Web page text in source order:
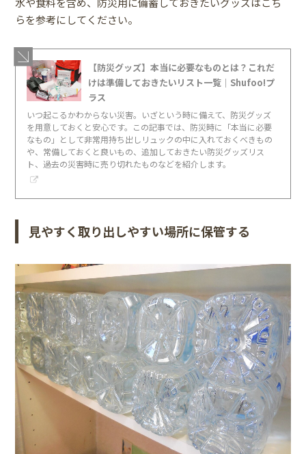
らを参考にしてください。
【防災グッズ】本当に必要なものとは？これだ
けは準備しておきたいリスト一覧｜Shufoo!プ
ラス
いつ起こるかわからない災害。いざという時に備えて、防災グッズ
を用意しておくと安心です。この記事では、防災時に「本当に必要
なもの」として非常用持ち出しリュックの中に入れておくべきもの
や、常備しておくと良いもの、追加しておきたい防災グッズリス
ト、過去の災害時に売り切れたものなどを紹介します。
見やすく取り出しやすい場所に保管する